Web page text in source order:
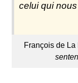
celui qui
François de